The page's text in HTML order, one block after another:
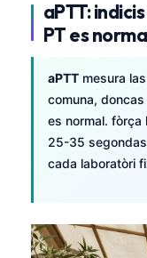
aPTT:
PT es
aPTT mesura
comuna,
es normal. fòrça
25-35
cada laboratòri
Slovenščina
বাংলা
मराठी
తెలుగు
தமிழ்
ગુજરાતી